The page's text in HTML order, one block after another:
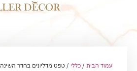
עמוד הבית / כללי / טפט מדליונים בחדר השינה